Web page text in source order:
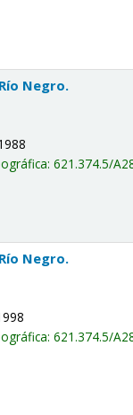
Río Negro.
621.374.5/
Río Negro.
621.374.5/